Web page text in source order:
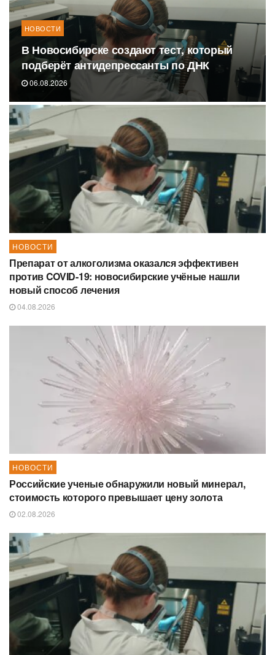
НОВОСТИ
В Новосибирске создают тест, который
подберёт антидепрессанты по ДНК
06.08.2026
НОВОСТИ
Препарат от алкоголизма оказался эффективен
против COVID-19: новосибирские учёные нашли
новый способ лечения
04.08.2026
НОВОСТИ
Российские ученые обнаружили новый минерал,
стоимость которого превышает цену золота
02.08.2026